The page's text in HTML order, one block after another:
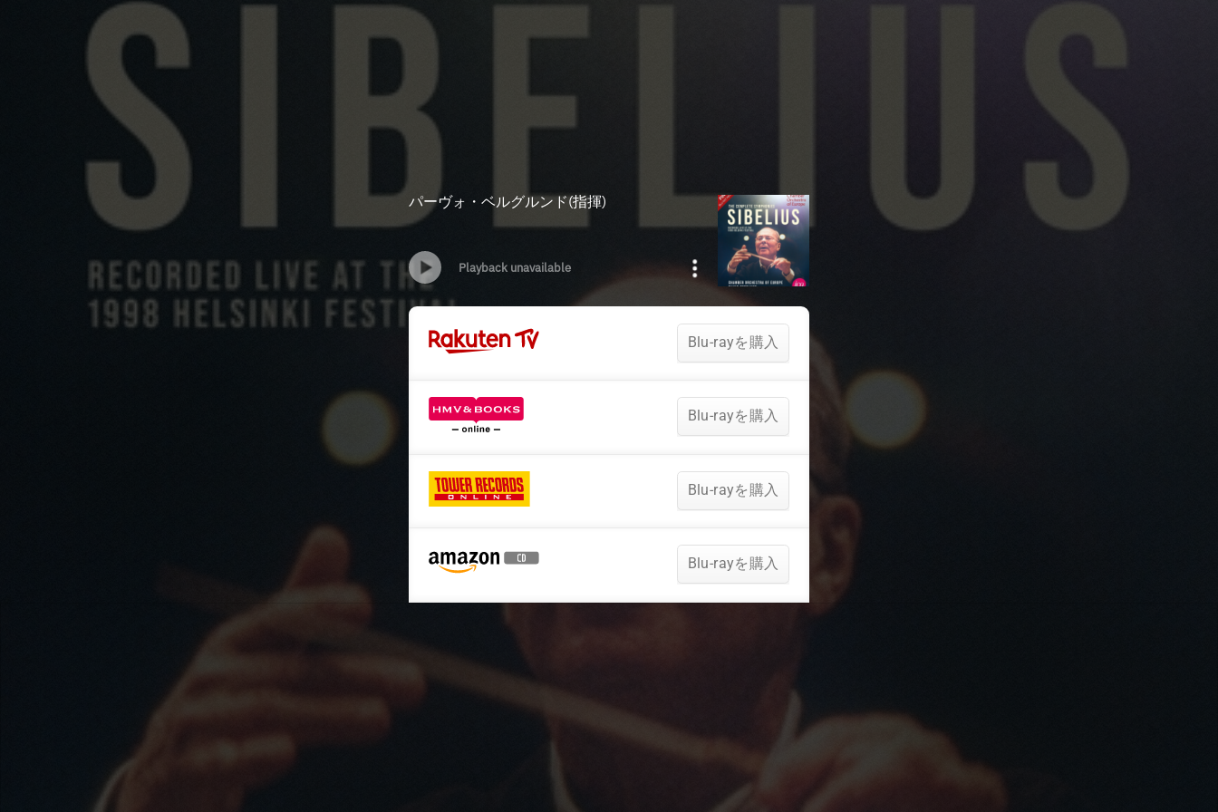
パーヴォ・ベルグルンド(指揮)
Playback unavailable
Blu-rayを購入
Blu-rayを購入
Blu-rayを購入
Blu-rayを購入